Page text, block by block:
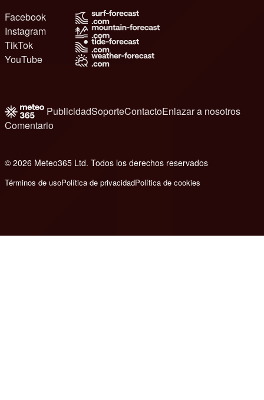
Facebook
Instagram
TikTok
YouTube
PublicidadSoporteContactoEnlazar a nosotros
Comentario
© 2026 Meteo365 Ltd. Todos los derechos reservados
Términos de usoPolítica de privacidadPolítica de cookies